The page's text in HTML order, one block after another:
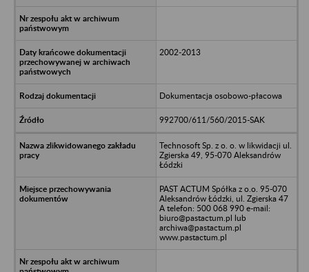
2002-2013
Dokumentacja osobowo-płacowa
992700/611/560/2015-SAK
Technosoft Sp. z o. o. w likwidacji ul.
Zgierska 49, 95-070 Aleksandrów
Łódzki
PAST ACTUM Spółka z o.o. 95-070
Aleksandrów Łódzki, ul. Zgierska 47
A telefon: 500 068 990 e-mail:
biuro@pastactum.pl lub
archiwa@pastactum.pl
www.pastactum.pl